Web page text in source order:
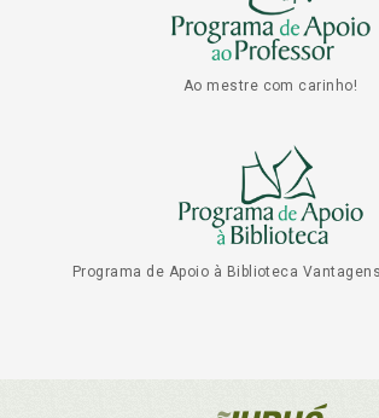
Ao mestre com carinho!
Programa de Apoio à Biblioteca